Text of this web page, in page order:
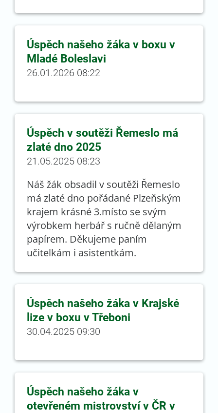
Úspěch našeho žáka v boxu v
Mladé Boleslavi
26.01.2026 08:22
Úspěch v soutěži Řemeslo má
zlaté dno 2025
21.05.2025 08:23
Náš žák obsadil v soutěži Řemeslo
má zlaté dno pořádané Plzeňským
krajem krásné 3.místo se svým
výrobkem herbář s ručně dělaným
papírem. Děkujeme paním
učitelkám i asistentkám.
Úspěch našeho žáka v Krajské
lize v boxu v Třeboni
30.04.2025 09:30
Úspěch našeho žáka v
otevřeném mistrovství v ČR v